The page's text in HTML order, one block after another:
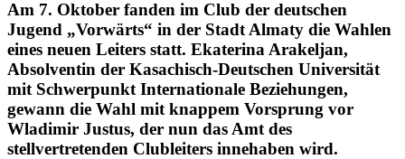
Am 7. Oktober fanden im Club der deutschen
Jugend „Vorwärts“ in der Stadt Almaty die Wahlen
eines neuen Leiters statt. Ekaterina Arakeljan,
Absolventin der Kasachisch-Deutschen Universität
mit Schwerpunkt Internationale Beziehungen,
gewann die Wahl mit knappem Vorsprung vor
Wladimir Justus, der nun das Amt des
stellvertretenden Clubleiters innehaben wird.